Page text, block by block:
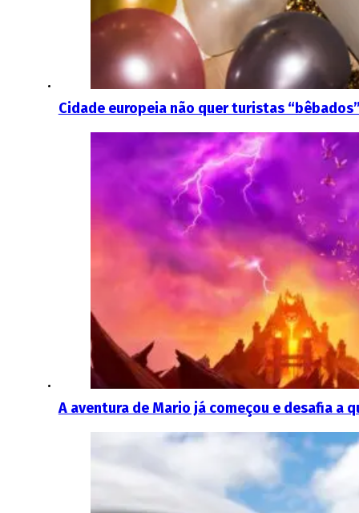
Cidade europeia não quer turistas
A aventura de Mario já começou e desafia a